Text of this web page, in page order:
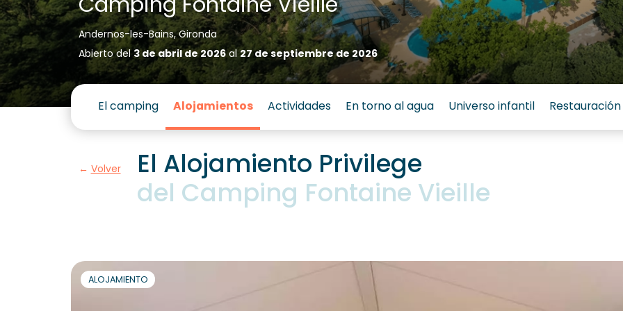
Andernos-les-Bains, Gironda
Abierto del3 de abril de 2026al27 de septiembre de 2026
El camping Alojamientos Actividades En torno al agua Universo infantil Restauración
Volver
El Alojamiento Privilege
del Camping Fontaine Vieille
ALOJAMIENTO